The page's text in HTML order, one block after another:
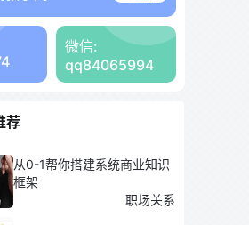
微信:
qq84065994
荐
从0-1帮你搭建系统商业知识
框架
职场关系